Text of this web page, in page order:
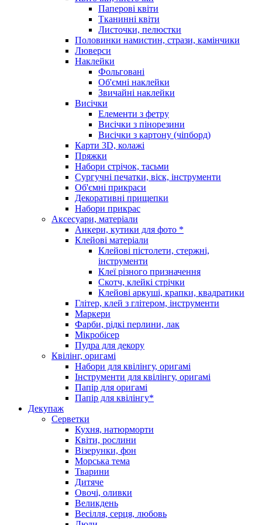
Паперові квіти
Тканинні квіти
Листочки, пелюстки
Половинки намистин, стрази, камінчики
Люверси
Наклейки
Фольговані
Об'ємні наклейки
Звичайні наклейки
Висічки
Елементи з фетру
Висічки з пінорезини
Висічки з картону (чіпборд)
Карти 3D, колажі
Пряжки
Набори стрічок, тасьми
Сургучні печатки, віск, інструменти
Об'ємні прикраси
Декоративні прищепки
Набори прикрас
Аксесуари, матеріали
Анкери, кутики для фото *
Клейові матеріали
Клейові пістолети, стержні,
інструменти
Клеї різного призначення
Скотч, клейкі стрічки
Клейові аркуші, крапки, квадратики
Глітер, клей з глітером, інструменти
Маркери
Фарби, рідкі перлини, лак
Мікробісер
Пудра для декору
Квілінг, оригамі
Набори для квілінгу, оригамі
Інструменти для квілінгу, оригамі
Папір для оригамі
Папір для квілінгу*
Декупаж
Серветки
Кухня, натюрморти
Квіти, рослини
Візерунки, фон
Морська тема
Тварини
Дитяче
Овочі, оливки
Великдень
Весілля, серця, любовь